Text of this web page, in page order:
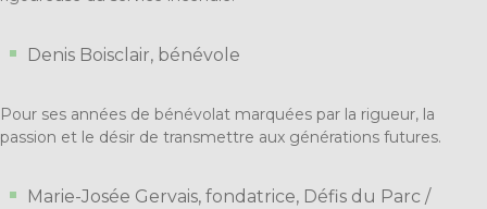
Denis Boisclair, bénévole
Pour ses années de bénévolat marquées par la rigueur, la
passion et le désir de transmettre aux générations futures.
Marie-Josée Gervais, fondatrice, Défis du Parc /